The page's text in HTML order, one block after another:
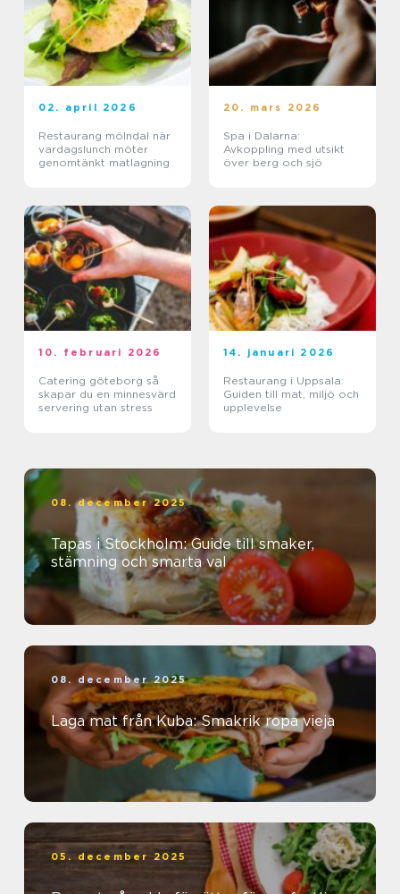
02. april 2026
Restaurang mölndal när
vardagslunch möter
genomtänkt matlagning
20. mars 2026
Spa i Dalarna:
Avkoppling med utsikt
över berg och sjö
10. februari 2026
Catering göteborg så
skapar du en minnesvärd
servering utan stress
14. januari 2026
Restaurang i Uppsala:
Guiden till mat, miljö och
upplevelse
08. december 2025
Tapas i Stockholm: Guide till smaker,
stämning och smarta val
08. december 2025
Laga mat från Kuba: Smakrik ropa vieja
05. december 2025